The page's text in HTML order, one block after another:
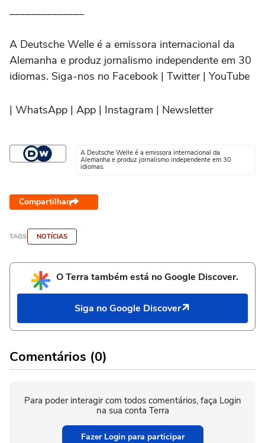
______________
A Deutsche Welle é a emissora internacional da
Alemanha e produz jornalismo independente em 30
idiomas. Siga-nos no Facebook | Twitter | YouTube
| WhatsApp | App | Instagram | Newsletter
A Deutsche Welle é a emissora internacional da
Alemanha e produz jornalismo independente em 30
idiomas.
Compartilhar
TAGS NOTÍCIAS
O Terra também está no Google Discover.
Siga no Google Discover
Comentários (0)
Para poder interagir com todos comentários, faça Login
na sua conta Terra
Fazer Login para participar